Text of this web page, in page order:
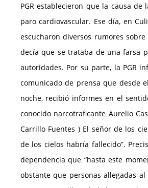
PGR establecieron que la causa
paro cardiovascular. Ese día, en
escucharon diversos rumores
decía que se trataba de una farsa
autoridades. Por su parte, la PGR
comunicado de prensa que desde
noche, recibió informes en el
conocido narcotraficante Aurelio
Carrillo Fuentes ) El señor de los
de los cielos habría fallecido”.
dependencia que “hasta este
obstante que personas allegadas